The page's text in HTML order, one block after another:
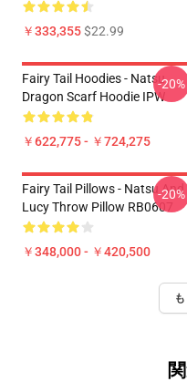
￥333,355$22.99
Fairy Tail Hoodies - Natsu
Dragon Scarf Hoodie IPW
￥622,775 - ￥724,275
-20%
Fairy Tail Pillows - Natsu And
Lucy Throw Pillow RB0607
￥348,000 - ￥420,500
-20%